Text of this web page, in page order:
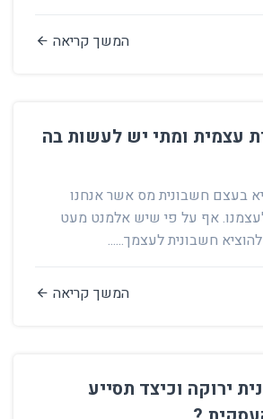
המשך קריאה
עצמית ומתי יש לעשות בה
בעצם חשבונית מס אשר אנחנו
אף על פי שיש אלמנט מעט
חשבונית לעצמך......
המשך קריאה
ירוקה וכיצד תסייע